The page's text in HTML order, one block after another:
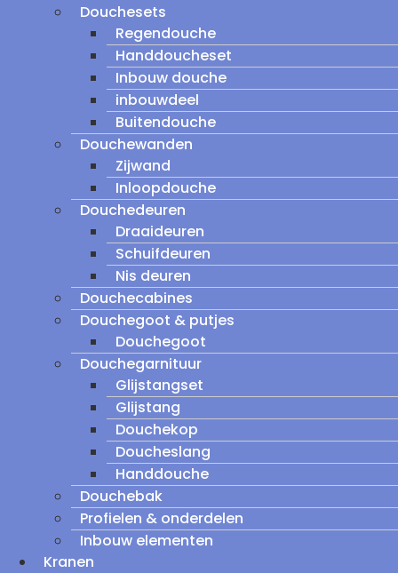
Douchesets
Regendouche
Handdoucheset
Inbouw douche
inbouwdeel
Buitendouche
Douchewanden
Zijwand
Inloopdouche
Douchedeuren
Draaideuren
Schuifdeuren
Nis deuren
Douchecabines
Douchegoot & putjes
Douchegoot
Douchegarnituur
Glijstangset
Glijstang
Douchekop
Doucheslang
Handdouche
Douchebak
Profielen & onderdelen
Inbouw elementen
Kranen